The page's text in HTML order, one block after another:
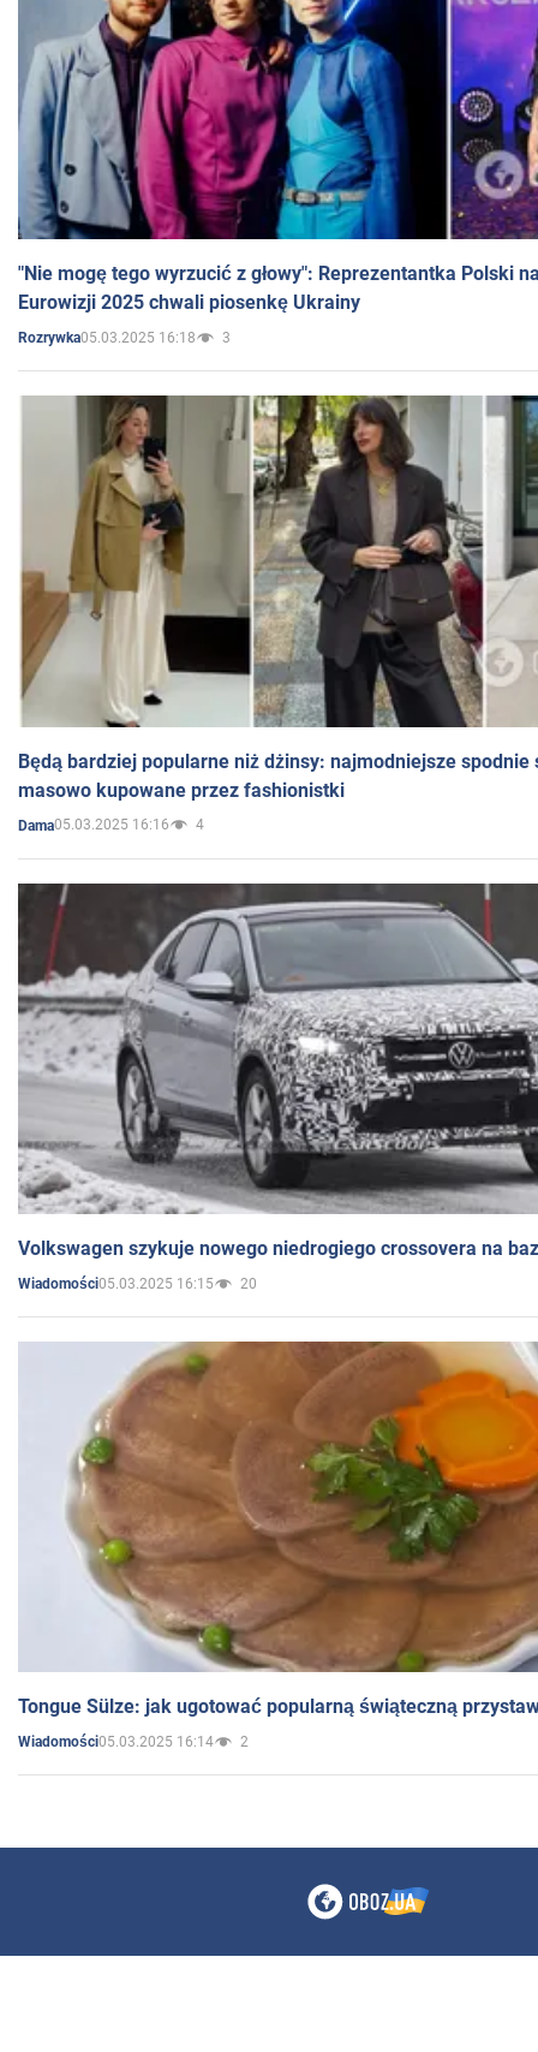
"Nie mogę tego wyrzucić z głowy": Reprezentantka Polski
Eurowizji 2025 chwali piosenkę Ukrainy
Rozrywka05.03.2025 16:18 3
Będą bardziej popularne niż dżinsy: najmodniejsze spodnie
masowo kupowane przez fashionistki
Dama05.03.2025 16:16 4
Volkswagen szykuje nowego niedrogiego crossovera na
Wiadomości05.03.2025 16:15 20
Tongue Sülze: jak ugotować popularną świąteczną
Wiadomości05.03.2025 16:14 2